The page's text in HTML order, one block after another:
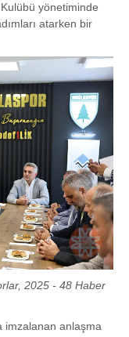
yönetiminde
atarken bir
2025 - 48 Haber
imzalanan anlaşma